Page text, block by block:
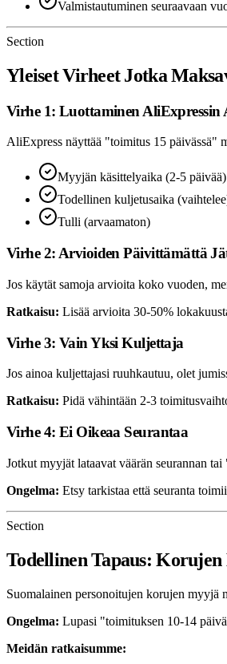
Valmistautuminen seuraavaan
Section
Yleiset Virheet Jotka
Virhe 1: Luottaminen AliExpressin
AliExpress näyttää "toimitus 15 päivässä"
Myyjän käsittelyaika (2-5 päivää)
Todellinen kuljetusaika
Tulli (arvaamaton)
Virhe 2: Arvioiden Päivittämättä
Jos käytät samoja arvioita koko vuoden,
Ratkaisu: Lisää arvioita 30-50%
Virhe 3: Vain Yksi Kuljettaja
Jos ainoa kuljettajasi ruuhkautuu, olet
Ratkaisu: Pidä vähintään 2-3
Virhe 4: Ei Oikeaa Seurantaa
Jotkut myyjät lataavat väärän seurannan
Ongelma: Etsy tarkistaa että seuranta
Section
Todellinen Tapaus: Korujen
Suomalainen personoitujen korujen myyjä
Ongelma: Lupasi "toimituksen 10-14
Meidän ratkaisumme: